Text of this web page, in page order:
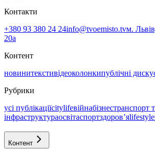
Контакти
+380 93 380 24 24info@tvoemisto.tvм.
20а
Контент
новинитекстивідеоколонкипублічні
Рубрики
усі публікаціїcitylifeвійнабізнестранспорт
інфраструктураосвітаспортздоровʼяlifestyle
Контент